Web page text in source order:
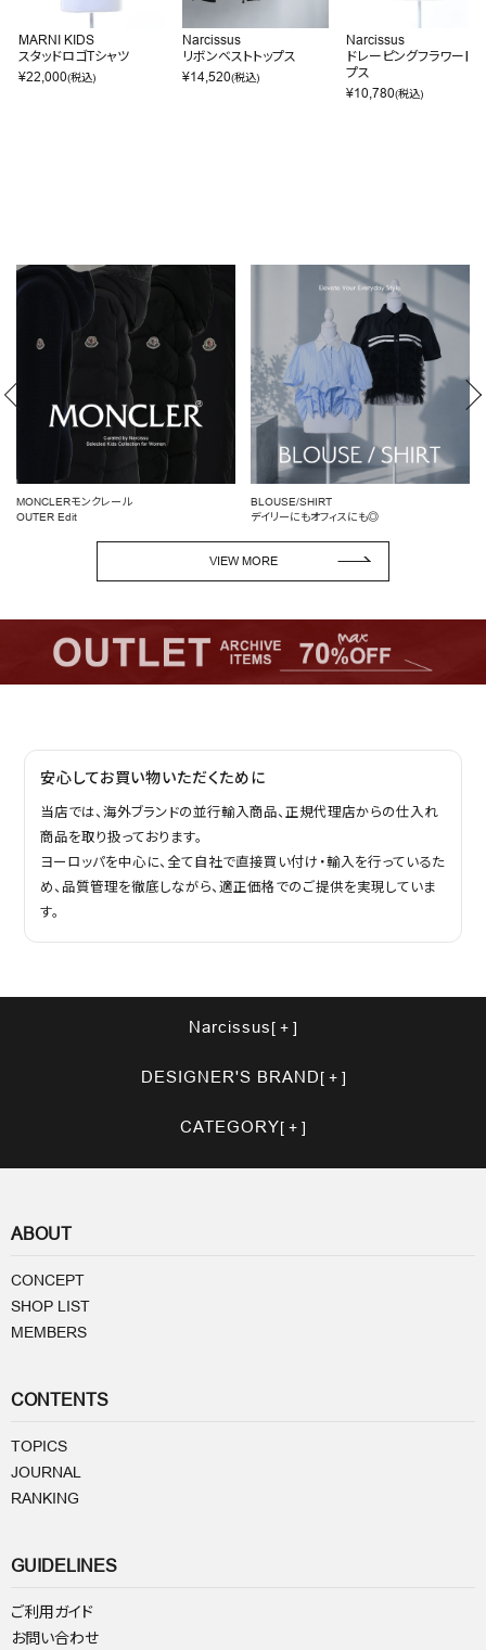
MARNI KIDS
スタッドロゴTシャツ
¥22,000(税込)
Narcissus
リボンベストトップス
¥14,520(税込)
Narcissus
ドレーピングフラワートッ
プス
¥10,780(税込)
BLOUSE/SHIRT
デイリーにもオフィスにも◎
女性らしいシルエットを引き立てる
ペプラムトップス
VIEW MORE
安心してお買い物いただくために
当店では、海外ブランドの並行輸入商品、正規代理店からの仕入れ
商品を取り扱っております。
ヨーロッパを中心に、全て自社で直接買い付け・輸入を行っているた
め、品質管理を徹底しながら、適正価格でのご提供を実現していま
す。
Narcissus
DESIGNER'S BRAND
CATEGORY
ABOUT
CONCEPT
SHOP LIST
MEMBERS
CONTENTS
TOPICS
JOURNAL
RANKING
GUIDELINES
ご利用ガイド
お問い合わせ